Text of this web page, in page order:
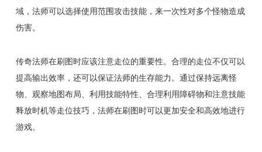
域，法师可以选择使用范围攻击技能，来一次性对多个怪物造成
伤害。
传奇法师在刷图时应该注意走位的重要性。合理的走位不仅可以
提高输出效率，还可以保证法师的生存能力。通过保持远离怪
物、观察地图布局、利用技能特性、合理利用障碍物和注意技能
释放时机等走位技巧，法师在刷图时可以更加安全和高效地进行
游戏。